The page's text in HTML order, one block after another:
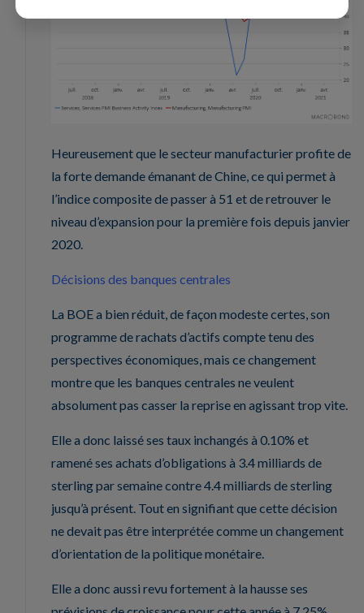
Heureusement que le secteur manufacturier profite de
la forte demande émanant de Chine, ce qui permet à
l’indice composite de passer à 51 et de retrouver le
niveau d’expansion pour la première fois depuis janvier
2020.
Décisions des banques centrales
La BOE a bien réduit, de façon modeste certes, son
programme de rachats d’actifs compte tenu des
perspectives économiques, mais ce changement
montre que les banques centrales ne veulent
absolument pas casser la reprise en agissant trop vite.
Elle a donc laissé ses taux inchangés à 0.10% et
ramené ses achats d’obligations à 3.4 milliards de
sterling par semaine contre 4.4 milliards de sterling
jusqu’à présent. Tout en signifiant que cette décision
ne devait pas être interprétée comme un changement
d’orientation de la politique monétaire.
Elle a donc aussi revu fortement à la hausse ses